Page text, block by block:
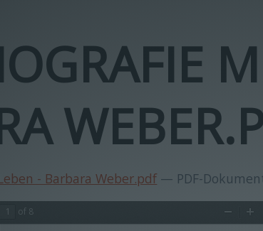
- Barbara Weber.pdf — PDF-
of 8
Zoom